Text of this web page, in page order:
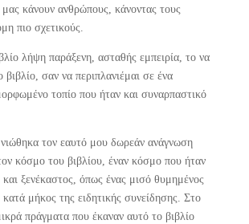
κάνουν ανθρώπους, κάνοντας τους
πιο σχετικούς.
λήψη παράξενη, ασταθής εμπειρία, το να
σαν να περιπλανιέμαι σε ένα
τοπίο που ήταν και συναρπαστικό
τον εαυτό μου δωρεάν ανάγνωση
κόσμο του βιβλίου, έναν κόσμο που ήταν
και ξενέκαστος, όπως ένας μισό θυμημένος
μήκος της ειδητικής συνείδησης. Στο
πράγματα που έκαναν αυτό το βιβλίο